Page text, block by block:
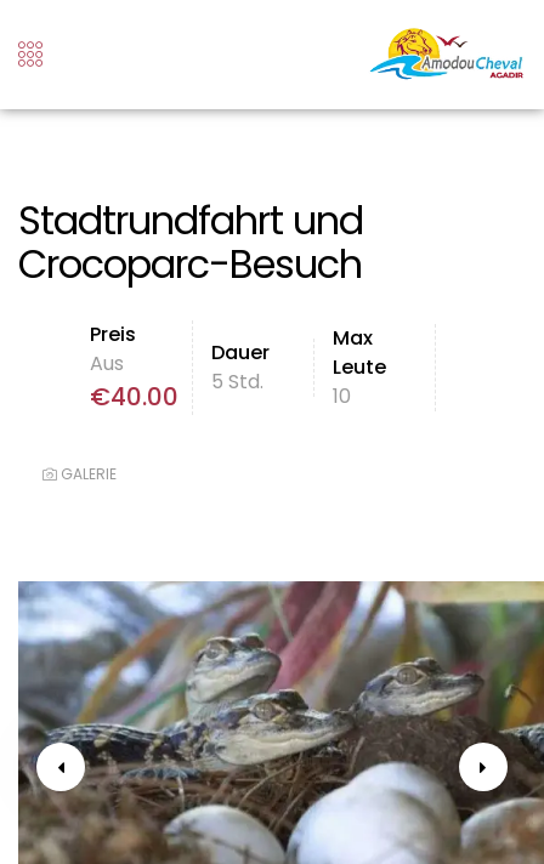
Stadtrundfahrt und
Crocoparc-Besuch
Preis
Aus
€40.00
Dauer
5 Std.
Max
Leute
10
GALERIE